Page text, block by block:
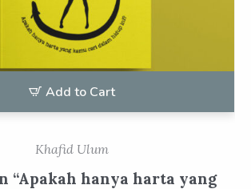
Add to Cart
Khafid Ulum
“Apakah hanya harta yang